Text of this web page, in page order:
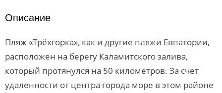
Описание
Пляж «Трёхгорка», как и другие пляжи Евпатории,
расположен на берегу Каламитского залива,
который протянулся на 50 километров. За счет
удаленности от центра города море в этом районе